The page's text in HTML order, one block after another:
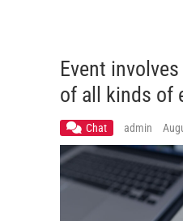
Event
of all kinds of
Chat admin